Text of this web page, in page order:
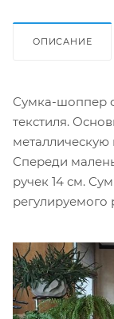
ОПИСАНИЕ
Сумка-шоппер
текстиля.
металлическую
Спереди
ручек 14 см.
регулируемого